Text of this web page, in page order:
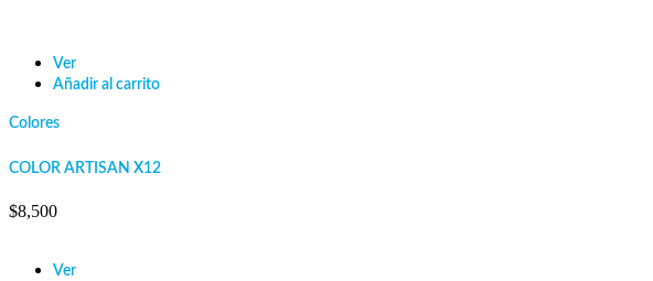
Ver
Añadir al carrito
Colores
COLOR ARTISAN X12
$8,500
Ver